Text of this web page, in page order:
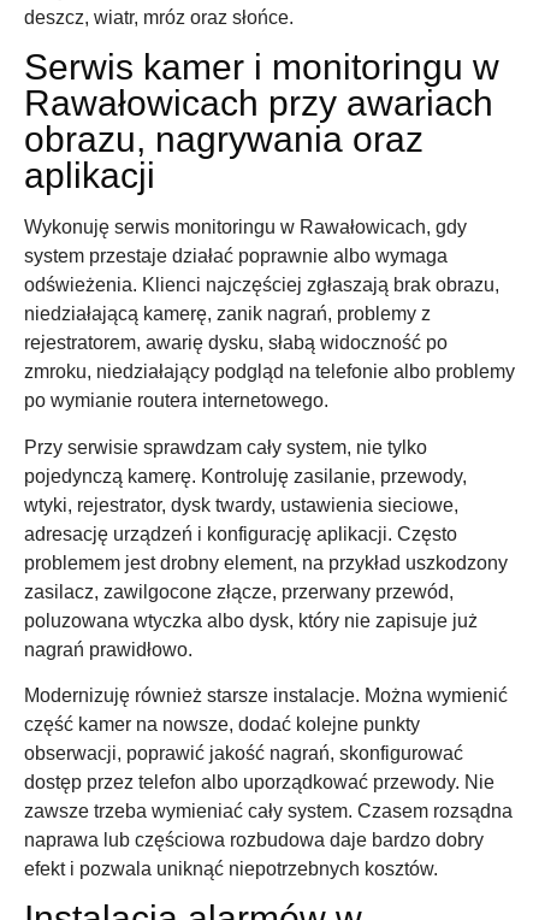
deszcz, wiatr, mróz oraz słońce.
Serwis kamer i monitoringu w
Rawałowicach przy awariach
obrazu, nagrywania oraz
aplikacji
Wykonuję serwis monitoringu w Rawałowicach, gdy
system przestaje działać poprawnie albo wymaga
odświeżenia. Klienci najczęściej zgłaszają brak obrazu,
niedziałającą kamerę, zanik nagrań, problemy z
rejestratorem, awarię dysku, słabą widoczność po
zmroku, niedziałający podgląd na telefonie albo problemy
po wymianie routera internetowego.
Przy serwisie sprawdzam cały system, nie tylko
pojedynczą kamerę. Kontroluję zasilanie, przewody,
wtyki, rejestrator, dysk twardy, ustawienia sieciowe,
adresację urządzeń i konfigurację aplikacji. Często
problemem jest drobny element, na przykład uszkodzony
zasilacz, zawilgocone złącze, przerwany przewód,
poluzowana wtyczka albo dysk, który nie zapisuje już
nagrań prawidłowo.
Modernizuję również starsze instalacje. Można wymienić
część kamer na nowsze, dodać kolejne punkty
obserwacji, poprawić jakość nagrań, skonfigurować
dostęp przez telefon albo uporządkować przewody. Nie
zawsze trzeba wymieniać cały system. Czasem rozsądna
naprawa lub częściowa rozbudowa daje bardzo dobry
efekt i pozwala uniknąć niepotrzebnych kosztów.